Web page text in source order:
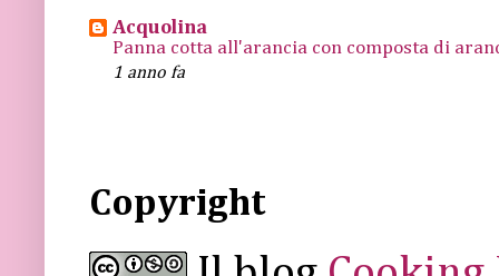
Acquolina
Panna cotta all'arancia con composta di
1 anno fa
Copyright